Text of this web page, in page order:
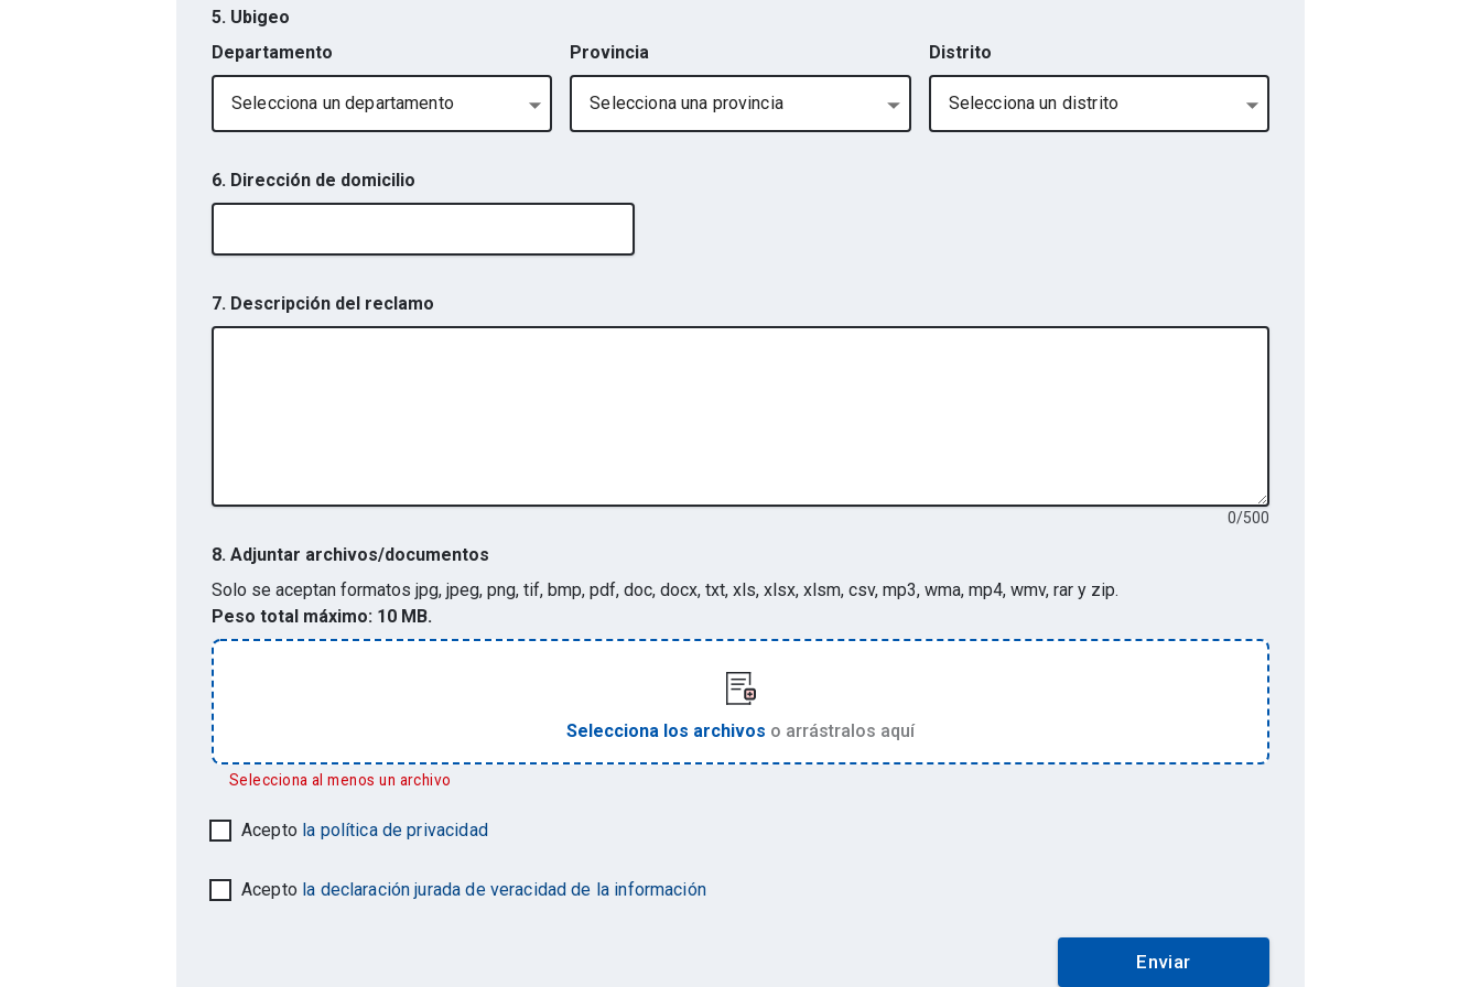
5. Ubigeo
Departamento
Selecciona un departamento
Provincia
Selecciona una provincia
Distrito
Selecciona un distrito
6. Dirección de domicilio
7. Descripción del reclamo
0/500
8. Adjuntar archivos/documentos
Solo se aceptan formatos jpg, jpeg, png, tif, bmp, pdf, doc, docx, txt, xls, xlsx, xlsm, csv, mp3, wma, mp4, wmv, rar y zip.
Peso total máximo: 10 MB.
Selecciona los archivos o arrástralos aquí
Selecciona al menos un archivo
Acepto la política de privacidad
Acepto la declaración jurada de veracidad de la información
Enviar